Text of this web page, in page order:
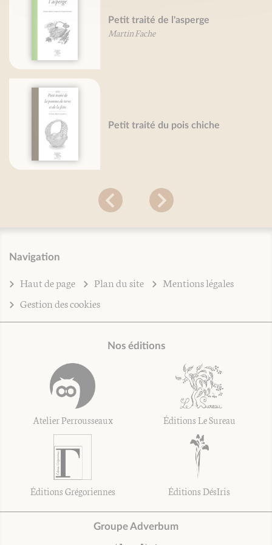
Petit traité de l'asperge
Martin Fache
Petit traité du pois chiche
Navigation
Haut de page Plan du site
Mentions légales
Gestion des cookies
Nos éditions
Atelier Perrousseaux Éditions Le Sureau
Éditions Grégoriennes Éditions DésIris
Groupe Adverbum